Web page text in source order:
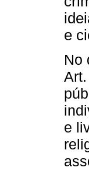
e
No
e